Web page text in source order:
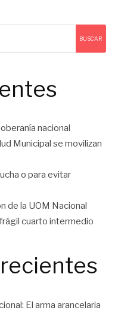
BUSCAR
nacional
Municipal se movilizan
o para evitar
de la UOM Nacional
cuarto intermedio
El arma arancelaria